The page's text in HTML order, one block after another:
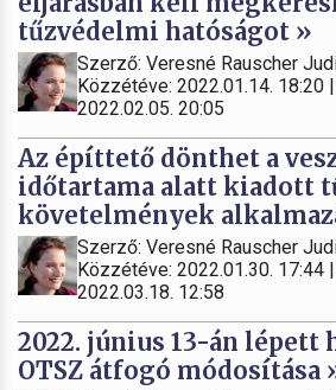
tűzvédelmi hatóságot »
Szerző: Veresné Rauscher
Közzétéve: 2022.01.14.
2022.02.05. 20:05
Az építtető dönthet a
időtartama alatt kiadott
követelmények
Szerző: Veresné Rauscher
Közzétéve: 2022.01.30.
2022.03.18. 12:58
2022. június 13-án lépett
OTSZ átfogó módosítása